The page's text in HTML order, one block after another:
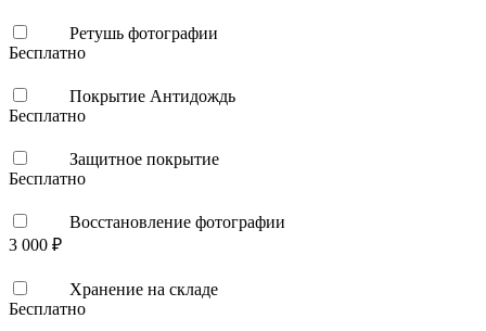
Ретушь фотографии
Бесплатно
Покрытие Антидождь
Бесплатно
Защитное покрытие
Бесплатно
Восстановление фотографии
3 000 ₽
Хранение на складе
Бесплатно